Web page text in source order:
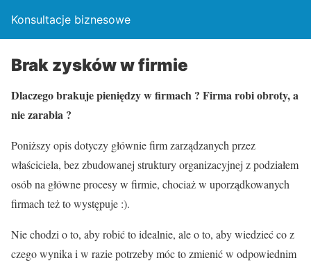
Konsultacje biznesowe
Brak zysków w firmie
Dlaczego brakuje pieniędzy w firmach ? Firma robi obroty, a
nie zarabia ?
Poniższy opis dotyczy głównie firm zarządzanych przez
właściciela, bez zbudowanej struktury organizacyjnej z podziałem
osób na główne procesy w firmie, chociaż w uporządkowanych
firmach też to występuje :).
Nie chodzi o to, aby robić to idealnie, ale o to, aby wiedzieć co z
czego wynika i w razie potrzeby móc to zmienić w odpowiednim